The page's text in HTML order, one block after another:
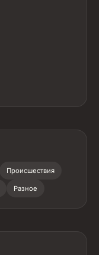
Происшествия
Разное